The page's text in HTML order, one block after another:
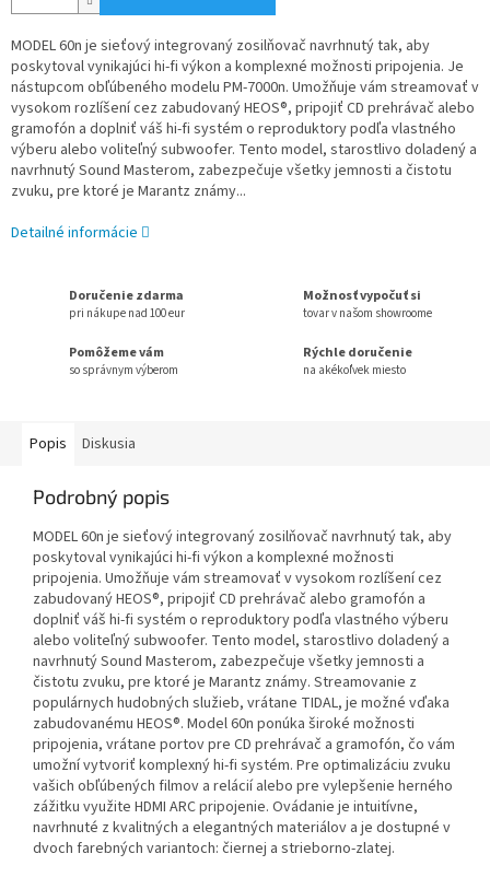
MODEL 60n je sieťový integrovaný zosilňovač navrhnutý tak, aby
poskytoval vynikajúci hi-fi výkon a komplexné možnosti pripojenia. Je
nástupcom obľúbeného modelu PM-7000n. Umožňuje vám streamovať v
vysokom rozlíšení cez zabudovaný HEOS®, pripojiť CD prehrávač alebo
gramofón a doplniť váš hi-fi systém o reproduktory podľa vlastného
výberu alebo voliteľný subwoofer. Tento model, starostlivo doladený a
navrhnutý Sound Masterom, zabezpečuje všetky jemnosti a čistotu
zvuku, pre ktoré je Marantz známy...
Detailné informácie
Doručenie zdarma
pri nákupe nad 100 eur
Možnosť vypočuť si
tovar v našom showroome
Pomôžeme vám
so správnym výberom
Rýchle doručenie
na akékoľvek miesto
Popis Diskusia
Podrobný popis
MODEL 60n je sieťový integrovaný zosilňovač navrhnutý tak, aby
poskytoval vynikajúci hi-fi výkon a komplexné možnosti
pripojenia. Umožňuje vám streamovať v vysokom rozlíšení cez
zabudovaný HEOS®, pripojiť CD prehrávač alebo gramofón a
doplniť váš hi-fi systém o reproduktory podľa vlastného výberu
alebo voliteľný subwoofer. Tento model, starostlivo doladený a
navrhnutý Sound Masterom, zabezpečuje všetky jemnosti a
čistotu zvuku, pre ktoré je Marantz známy. Streamovanie z
populárnych hudobných služieb, vrátane TIDAL, je možné vďaka
zabudovanému HEOS®. Model 60n ponúka široké možnosti
pripojenia, vrátane portov pre CD prehrávač a gramofón, čo vám
umožní vytvoriť komplexný hi-fi systém. Pre optimalizáciu zvuku
vašich obľúbených filmov a relácií alebo pre vylepšenie herného
zážitku využite HDMI ARC pripojenie. Ovádanie je intuitívne,
navrhnuté z kvalitných a elegantných materiálov a je dostupné v
dvoch farebných variantoch: čiernej a strieborno-zlatej.